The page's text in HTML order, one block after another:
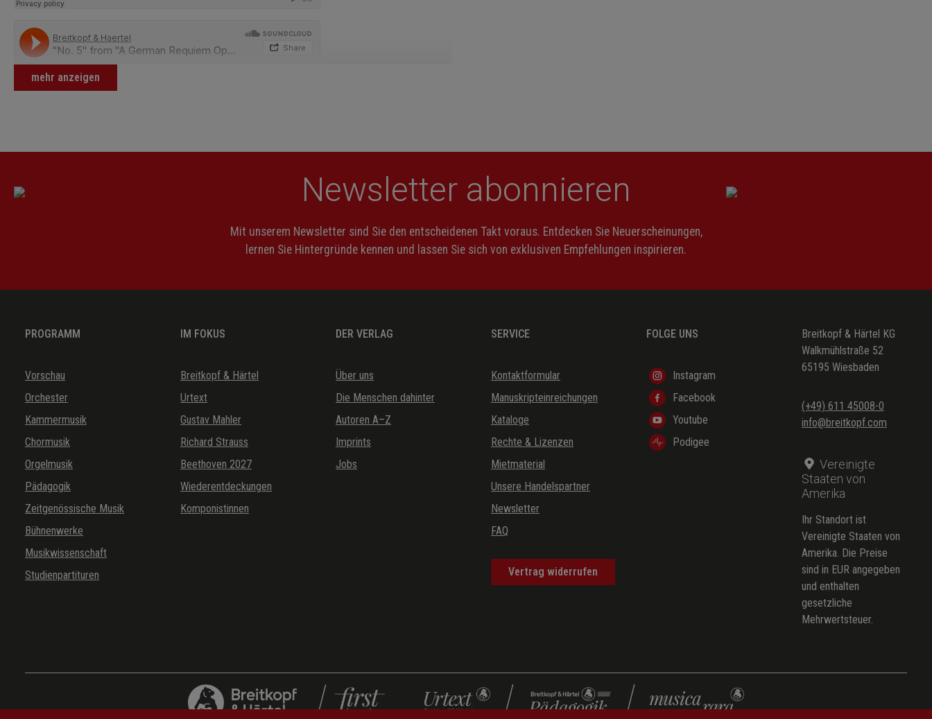
mehr anzeigen
Newsletter abonnieren
Mit unserem Newsletter sind Sie den entscheidenen Takt voraus. Entdecken Sie Neuerscheinungen,
lernen Sie Hintergründe kennen und lassen Sie sich von exklusiven Empfehlungen inspirieren.
PROGRAMM
Vorschau
Orchester
Kammermusik
Chormusik
Orgelmusik
Pädagogik
Zeitgenössische Musik
Bühnenwerke
Musikwissenschaft
Studienpartituren
IM FOKUS
Breitkopf & Härtel
Urtext
Gustav Mahler
Richard Strauss
Beethoven 2027
Wiederentdeckungen
Komponistinnen
DER VERLAG
Über uns
Die Menschen dahinter
Autoren A–Z
Imprints
Jobs
SERVICE
Kontaktformular
Manuskripteinreichungen
Kataloge
Rechte & Lizenzen
Mietmaterial
Unsere Handelspartner
Newsletter
FAQ
Vertrag widerrufen
FOLGE UNS
Instagram
Facebook
Youtube
Podigee
Breitkopf & Härtel KG
Walkmühlstraße 52
65195 Wiesbaden
(+49) 611 45008-0
info@breitkopf.com
Vereinigte
Staaten von
Amerika
Ihr Standort ist
Vereinigte Staaten von
Amerika. Die Preise
sind in EUR angegeben
und enthalten
gesetzliche
Mehrwertsteuer.